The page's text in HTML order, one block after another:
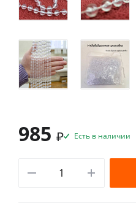
985 ₽ Есть в наличии